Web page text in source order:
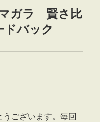
ガラ 賢さ比
ドバック
ございます。毎回